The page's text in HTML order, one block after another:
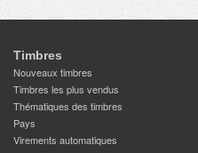
Timbres
Nouveaux timbres
Timbres les plus vendus
Thématiques des timbres
Pays
Virements automatiques